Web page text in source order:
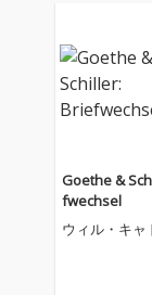
Goethe &
fwechsel
ウィル・キャ